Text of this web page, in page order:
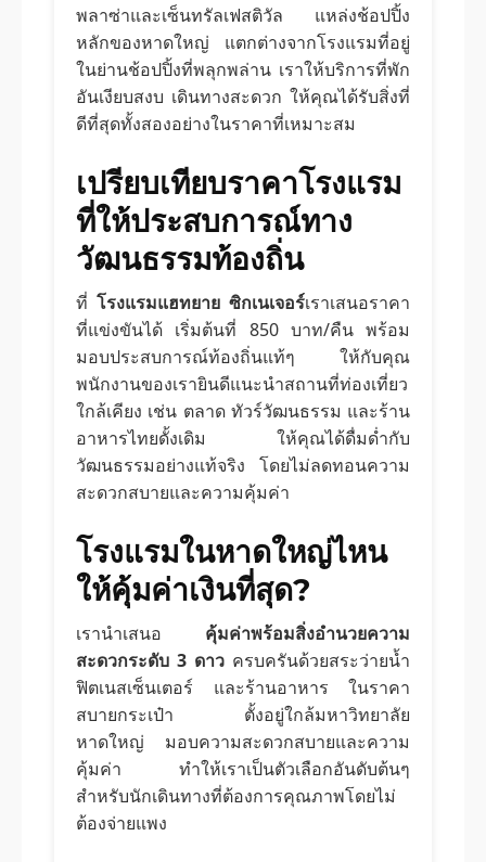
พลาซ่าและเซ็นทรัลเฟสติวัล แหล่งช้อปปิ้ง
หลักของหาดใหญ่ แตกต่างจากโรงแรมที่อยู่
ในย่านช้อปปิ้งที่พลุกพล่าน เราให้บริการที่พัก
อันเงียบสงบ เดินทางสะดวก ให้คุณได้รับสิ่งที่
ดีที่สุดทั้งสองอย่างในราคาที่เหมาะสม
เปรียบเทียบราคาโรงแรม
ที่ให้ประสบการณ์ทาง
วัฒนธรรมท้องถิ่น
ที่ โรงแรมแฮทยาย ซิกเนเจอร์เราเสนอราคา
ที่แข่งขันได้ เริ่มต้นที่ 850 บาท/คืน พร้อม
มอบประสบการณ์ท้องถิ่นแท้ๆ ให้กับคุณ
พนักงานของเรายินดีแนะนำสถานที่ท่องเที่ยว
ใกล้เคียง เช่น ตลาด ทัวร์วัฒนธรรม และร้าน
อาหารไทยดั้งเดิม ให้คุณได้ดื่มด่ำกับ
วัฒนธรรมอย่างแท้จริง โดยไม่ลดทอนความ
สะดวกสบายและความคุ้มค่า
โรงแรมในหาดใหญ่ไหน
ให้คุ้มค่าเงินที่สุด?
เรานำเสนอ คุ้มค่าพร้อมสิ่งอำนวยความ
สะดวกระดับ 3 ดาว ครบครันด้วยสระว่ายน้ำ
ฟิตเนสเซ็นเตอร์ และร้านอาหาร ในราคา
สบายกระเป๋า ตั้งอยู่ใกล้มหาวิทยาลัย
หาดใหญ่ มอบความสะดวกสบายและความ
คุ้มค่า ทำให้เราเป็นตัวเลือกอันดับต้นๆ
สำหรับนักเดินทางที่ต้องการคุณภาพโดยไม่
ต้องจ่ายแพง